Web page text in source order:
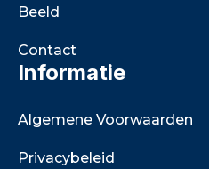
Beeld
Contact
Informatie
Algemene Voorwaarden
Privacybeleid